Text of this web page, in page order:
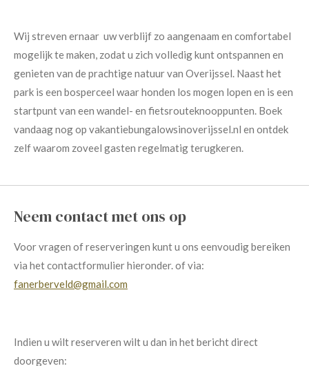
Wij streven ernaar uw verblijf zo aangenaam en comfortabel
mogelijk te maken, zodat u zich volledig kunt ontspannen en
genieten van de prachtige natuur van Overijssel. Naast het
park is een bosperceel waar honden los mogen lopen en is een
startpunt van een wandel- en fietsrouteknooppunten. Boek
vandaag nog op vakantiebungalowsinoverijssel.nl en ontdek
zelf waarom zoveel gasten regelmatig terugkeren.
Neem contact met ons op
Voor vragen of reserveringen kunt u ons eenvoudig bereiken
via het contactformulier hieronder. of via:
fanerberveld@gmail.com
Indien u wilt reserveren wilt u dan in het bericht direct
doorgeven: